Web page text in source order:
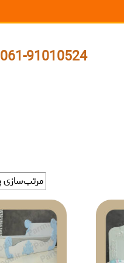
061-91010524